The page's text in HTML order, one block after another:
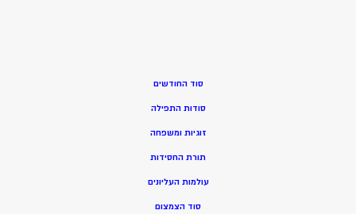
סוד החודשים
סודות התפילה
זוגיות ומשפחה
תורת החסידות
עולמות העליונים
סוד הצמצום